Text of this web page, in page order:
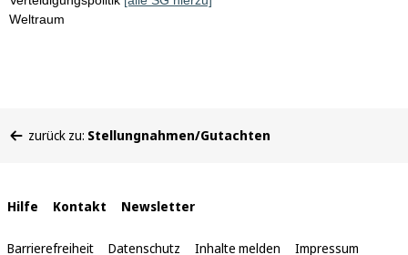
Weltraum
befinden
zurück zu: Stellungnahmen/Gutachten
Interne
Links
Hilfe Kontakt Newsletter
Barrierefreiheit Datenschutz Inhalte melden Impressum